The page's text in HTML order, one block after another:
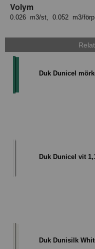
Volym
0.026 m3/st, 0.052 m3/förp
Duk Dunicel
Duk Dunicel vit
Duk Dunisilk